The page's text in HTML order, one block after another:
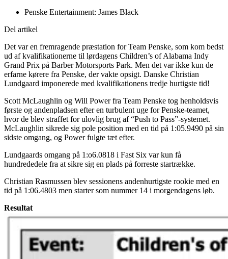
Penske Entertainment: James Black
Del artikel
Det var en fremragende præstation for Team Penske, som kom bedst
ud af kvalifikationerne til lørdagens Children’s of Alabama Indy
Grand Prix på Barber Motorsports Park. Men det var ikke kun de
erfarne kørere fra Penske, der vakte opsigt. Danske Christian
Lundgaard imponerede med kvalifikationens tredje hurtigste tid!
Scott McLaughlin og Will Power fra Team Penske tog henholdsvis
første og andenpladsen efter en turbulent uge for Penske-teamet,
hvor de blev straffet for ulovlig brug af “Push to Pass”-systemet.
McLaughlin sikrede sig pole position med en tid på 1:05.9490 på sin
sidste omgang, og Power fulgte tæt efter.
Lundgaards omgang på 1:o6.0818 i Fast Six var kun få
hundrededele fra at sikre sig en plads på forreste startrække.
Christian Rasmussen blev sessionens andenhurtigste rookie med en
tid på 1:06.4803 men starter som nummer 14 i morgendagens løb.
Resultat